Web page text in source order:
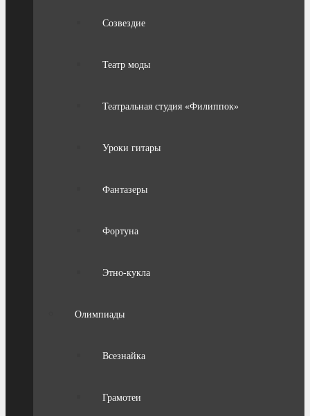
Созвездие
Театр моды
Театральная студия «Филиппок»
Уроки гитары
Фантазеры
Фортуна
Этно-кукла
Олимпиады
Всезнайка
Грамотеи